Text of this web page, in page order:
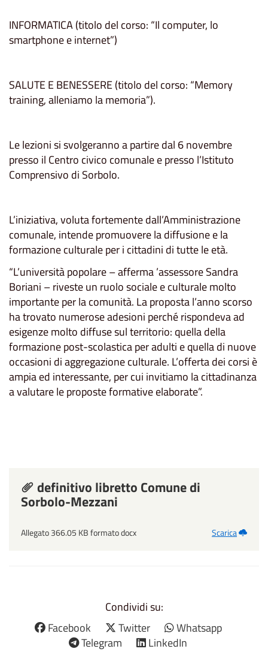
INFORMATICA (titolo del corso: “Il computer, lo
smartphone e internet”)
SALUTE E BENESSERE (titolo del corso: “Memory
training, alleniamo la memoria”).
Le lezioni si svolgeranno a partire dal 6 novembre
presso il Centro civico comunale e presso l’Istituto
Comprensivo di Sorbolo.
L’iniziativa, voluta fortemente dall’Amministrazione
comunale, intende promuovere la diffusione e la
formazione culturale per i cittadini di tutte le età.
“L’università popolare – afferma ’assessore Sandra
Boriani – riveste un ruolo sociale e culturale molto
importante per la comunità. La proposta l’anno scorso
ha trovato numerose adesioni perché rispondeva ad
esigenze molto diffuse sul territorio: quella della
formazione post-scolastica per adulti e quella di nuove
occasioni di aggregazione culturale. L’offerta dei corsi è
ampia ed interessante, per cui invitiamo la cittadinanza
a valutare le proposte formative elaborate”.
definitivo libretto Comune di
Sorbolo-Mezzani
Allegato 366.05 KB formato docx Scarica
Condividi su:
Facebook
Twitter
Whatsapp
Telegram
LinkedIn